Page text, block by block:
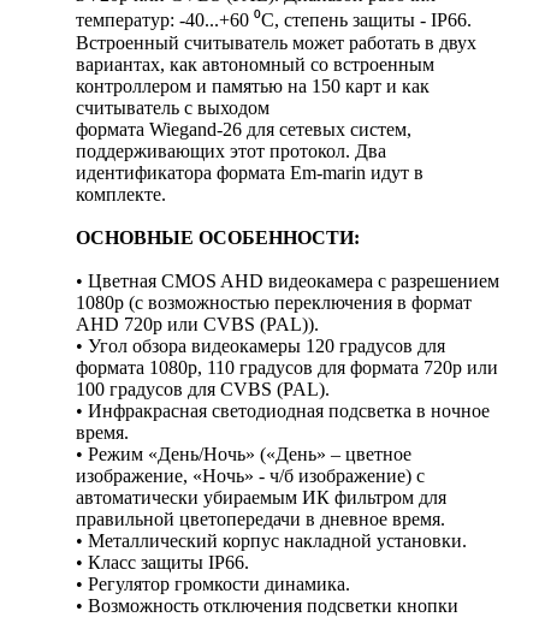
температур: -40...+60 ⁰С, степень защиты - IP66.
Встроенный считыватель может работать в двух
вариантах, как автономный со встроенным
контроллером и памятью на 150 карт и как
считыватель с выходом
формата Wiegand-26 для сетевых систем,
поддерживающих этот протокол. Два
идентификатора формата Em-marin идут в
комплекте.
ОСНОВНЫЕ ОСОБЕННОСТИ:
• Цветная CMOS AHD видеокамера с разрешением
1080p (с возможностью переключения в формат
AHD 720p или CVBS (PAL)).
• Угол обзора видеокамеры 120 градусов для
формата 1080p, 110 градусов для формата 720р или
100 градусов для CVBS (PAL).
• Инфракрасная светодиодная подсветка в ночное
время.
• Режим «День/Ночь» («День» – цветное
изображение, «Ночь» - ч/б изображение) с
автоматически убираемым ИК фильтром для
правильной цветопередачи в дневное время.
• Металлический корпус накладной установки.
• Класс защиты IP66.
• Регулятор громкости динамика.
• Возможность отключения подсветки кнопки